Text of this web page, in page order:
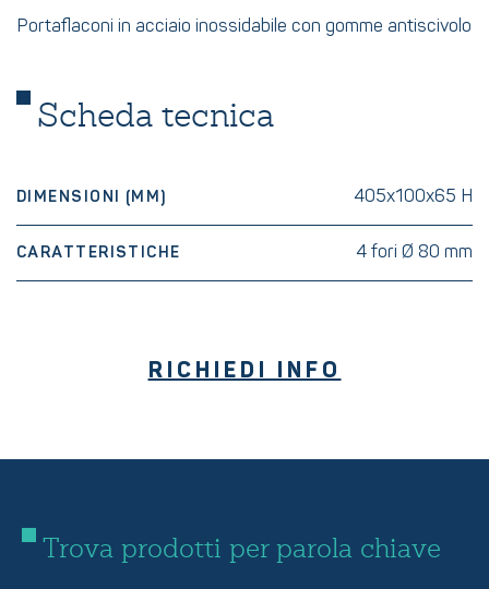
Portaflaconi in acciaio inossidabile con gomme antiscivolo
Scheda tecnica
DIMENSIONI (MM) 405x100x65 H
CARATTERISTICHE 4 fori Ø 80 mm
RICHIEDI INFO
Trova prodotti per parola chiave